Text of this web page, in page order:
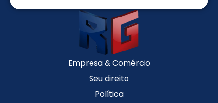
Empresa & Comércio
Seu direito
Política